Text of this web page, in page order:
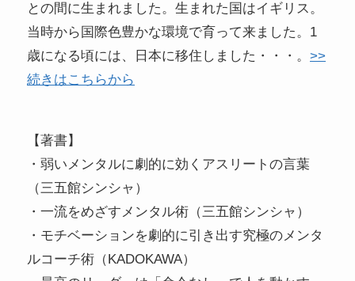
との間に生まれました。生まれた国はイギリス。
当時から国際色豊かな環境で育って来ました。1
歳になる頃には、日本に移住しました・・・。>>
続きはこちらから
【著書】
・弱いメンタルに劇的に効くアスリートの言葉
（三五館シンシャ）
・一流をめざすメンタル術（三五館シンシャ）
・モチベーションを劇的に引き出す究極のメンタ
ルコーチ術（KADOKAWA）